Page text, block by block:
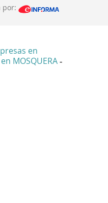
por:
en
MOSQUERA -